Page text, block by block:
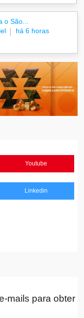
São...
há 6 horas
Youtube
Linkedin
mails para obter